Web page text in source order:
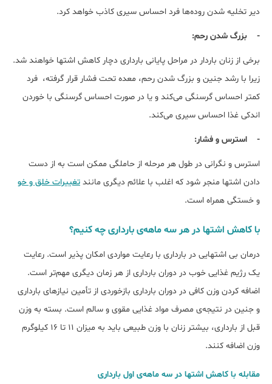
دیر تخلیه شدن روده‌ها فرد احساس سیری کاذب خواهد کرد.
- بزرگ شدن رحم:
برخی از زنان باردار در مراحل پایانی بارداری دچار کاهش اشتها خواهند شد.
زیرا با رشد جنین و بزرگ شدن رحم، معده تحت فشار قرار گرفته، فرد
کمتر احساس گرسنگی می‌کند و یا در صورت احساس گرسنگی با خوردن
اندکی غذا احساس سیری می‌کند.
- استرس و فشار:
استرس و نگرانی در طول هر مرحله از حاملگی ممکن است به از دست
دادن اشتها منجر شود که اغلب با علائم دیگری مانند تغییرات خلق و خو
و خستگی همراه است.
با کاهش اشتها در هر سه ماهه‌ی بارداری چه کنیم؟
درمان بی اشتهایی در بارداری با رعایت مواردی امکان پذیر است. رعایت
یک رژیم غذایی خوب در دوران بارداری از هر زمان دیگری مهم‌تر است.
اضافه کردن وزن کافی در دوران بارداری بازخوردی از تأمین نیازهای بارداری
و جنین در نتیجه‌ی مصرف مواد غذایی مقوی و سالم است. بسته به وزن
قبل از بارداری، بیشتر زنان با وزن طبیعی باید به میزان 11 تا 16 کیلوگرم
وزن اضافه کنند.
مقابله با کاهش اشتها در سه ماهه‌ی اول بارداری